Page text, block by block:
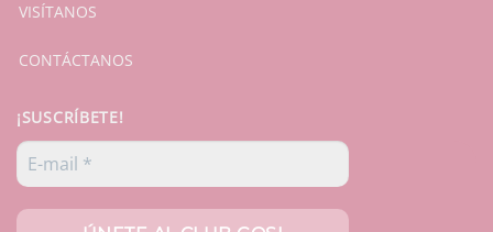
VISÍTANOS
CONTÁCTANOS
¡SUSCRÍBETE!